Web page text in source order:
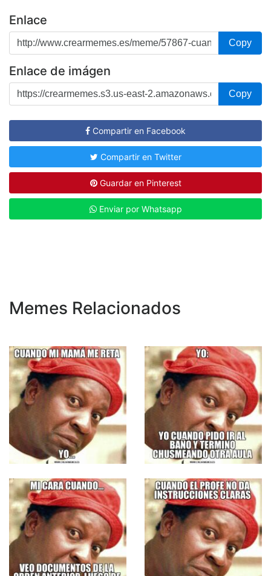
Enlace
Copy
Enlace de imágen
Copy
Compartir en Facebook
Compartir en Twitter
Guardar en Pinterest
Enviar por Whatsapp
Memes Relacionados